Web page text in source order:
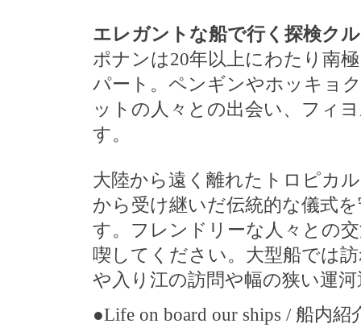
エレガントな船で行く探検ク
ポナンは20年以上にわたり南
パート。ペンギンやホッキョ
ットの人々との出会い、フィ
す。
大陸から遠く離れたトロピカ
から受け継いだ伝統的な儀式
す。フレンドリーな人々との
喫してください。大型船では
や入り江の訪問や幅の狭い運
●Life on board our ships / 船内紹